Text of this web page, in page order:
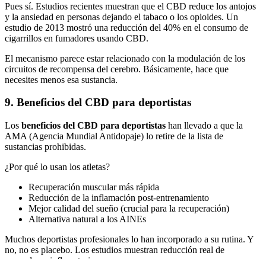
Pues sí. Estudios recientes muestran que el CBD reduce los antojos
y la ansiedad en personas dejando el tabaco o los opioides. Un
estudio de 2013 mostró una reducción del 40% en el consumo de
cigarrillos en fumadores usando CBD.
El mecanismo parece estar relacionado con la modulación de los
circuitos de recompensa del cerebro. Básicamente, hace que
necesites menos esa sustancia.
9. Beneficios del CBD para deportistas
Los beneficios del CBD para deportistas han llevado a que la
AMA (Agencia Mundial Antidopaje) lo retire de la lista de
sustancias prohibidas.
¿Por qué lo usan los atletas?
Recuperación muscular más rápida
Reducción de la inflamación post-entrenamiento
Mejor calidad del sueño (crucial para la recuperación)
Alternativa natural a los AINEs
Muchos deportistas profesionales lo han incorporado a su rutina. Y
no, no es placebo. Los estudios muestran reducción real de